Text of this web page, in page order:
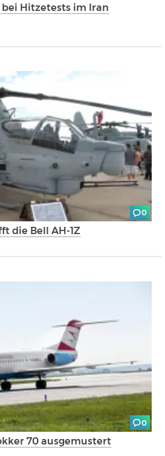
bei Hitzetests im Iran
0
die Bell AH-1Z
0
70 ausgemustert